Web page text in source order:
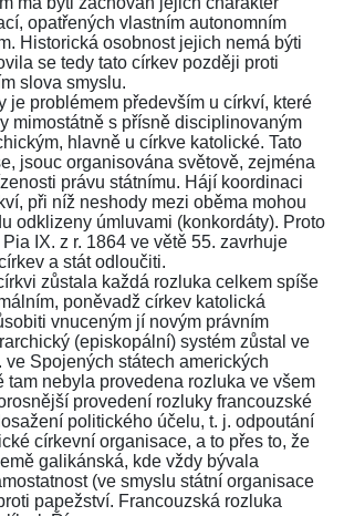
opatřených vlastním autonomním
Historická osobnost jejich nemá býti
se tedy tato církev později proti
slova smyslu.
je problémem především u církví, které
mimostátně s přísně disciplinovaným
hlavně u církve katolické. Tato
jsouc organisována světově, zejména
právu státnímu. Hájí koordinaci
při níž neshody mezi oběma mohou
odklizeny úmluvami (konkordáty). Proto
IX. z r. 1864 ve větě 55. zavrhuje
a stát odloučiti.
zůstala každá rozluka celkem spíše
poněvadž církev katolická
vnuceným jí novým právním
(episkopální) systém zůstal ve
ve Spojených státech amerických
tam nebyla provedena rozluka ve všem
provedení rozluky francouzské
politického účelu, t. j. odpoutání
církevní organisace, a to přes to, že
galikánská, kde vždy bývala
(ve smyslu státní organisace
papežství. Francouzská rozluka